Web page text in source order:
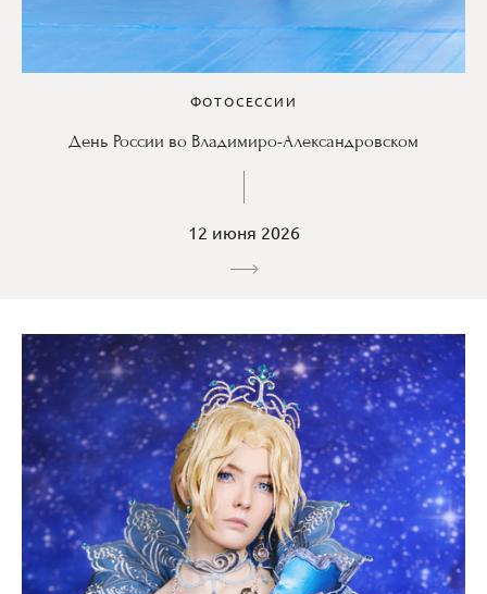
ФОТОСЕССИИ
День России во Владимиро-Александровском
12 июня 2026